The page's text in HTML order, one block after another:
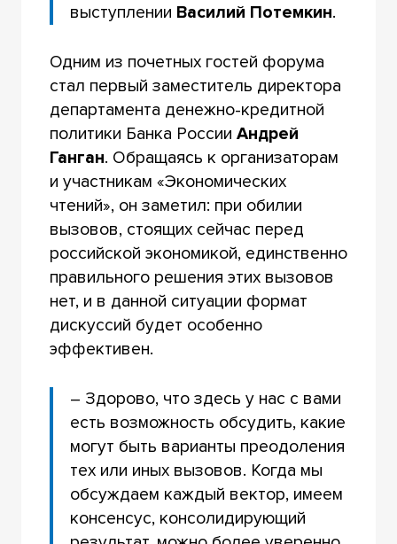
выступлении Василий Потемкин.
Одним из почетных гостей форума
стал первый заместитель директора
департамента денежно-кредитной
политики Банка России Андрей
Ганган. Обращаясь к организаторам
и участникам «Экономических
чтений», он заметил: при обилии
вызовов, стоящих сейчас перед
российской экономикой, единственно
правильного решения этих вызовов
нет, и в данной ситуации формат
дискуссий будет особенно
эффективен.
– Здорово, что здесь у нас с вами
есть возможность обсудить, какие
могут быть варианты преодоления
тех или иных вызовов. Когда мы
обсуждаем каждый вектор, имеем
консенсус, консолидирующий